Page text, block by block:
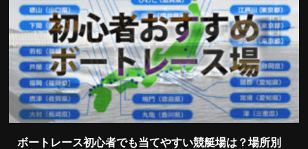
ボートレース初心者でも当てやすい競艇場は？場所別